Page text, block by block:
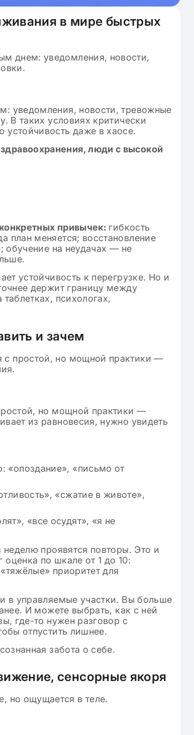
в мире быстрых
уведомления, новости, тревожные
В таких условиях критически
устойчивость даже в хаосе.
люди с высокой
привычек: гибкость
план меняется; восстановление
обучение на неудачах — не
устойчивость к перегрузке. Но и
держит границу между
психологах,
и зачем
но мощной практики —
из равновесия, нужно увидеть
«опоздание», «письмо от
«сжатие в животе»,
«все осудят», «я не
неделю проявятся повторы. Это и
по шкале от 1 до 10:
приоритет для
в управляемые участки. Вы больше
И можете выбрать, как с ней
где-то нужен разговор с
отпустить лишнее.
забота о себе.
сенсорные якоря